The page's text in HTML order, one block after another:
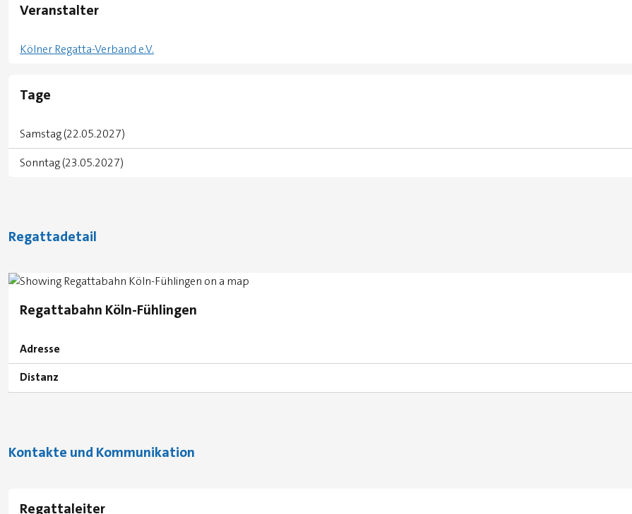
Veranstalter
Kölner Regatta-Verband e.V.
Tage
Samstag (22.05.2027)
Sonntag (23.05.2027)
Regattadetail
Regattabahn Köln-Fühlingen
Adresse
Distanz
Kontakte und Kommunikation
Regattaleiter